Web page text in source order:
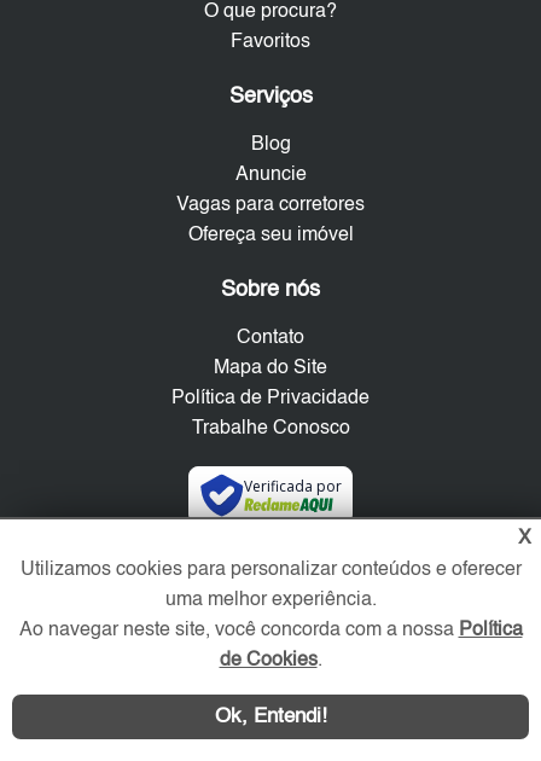
O que procura?
Favoritos
Serviços
Blog
Anuncie
Vagas para corretores
Ofereça seu imóvel
Sobre nós
Contato
Mapa do Site
Política de Privacidade
Trabalhe Conosco
Verificada por
Redes Sociais
X
Utilizamos cookies para personalizar conteúdos e oferecer
uma melhor experiência.
Ao navegar neste site, você concorda com a nossa Política
de Cookies.
Ok, Entendi!